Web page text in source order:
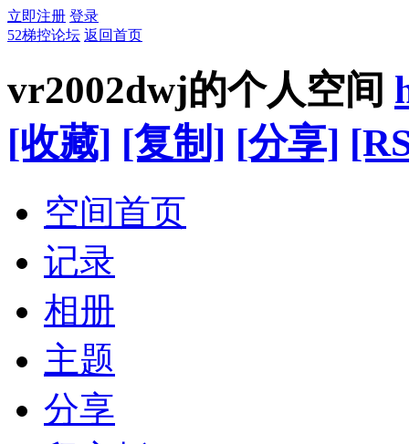
立即注册 登录
52梯控论坛 返回首页
vr2002dwj的个人空间
[收藏] [复制] [分享]
空间首页
记录
相册
主题
分享